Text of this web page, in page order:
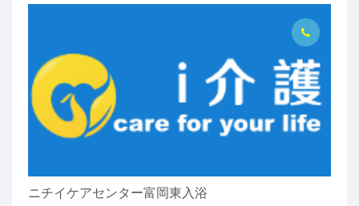
ニチイケアセンター富岡東入浴